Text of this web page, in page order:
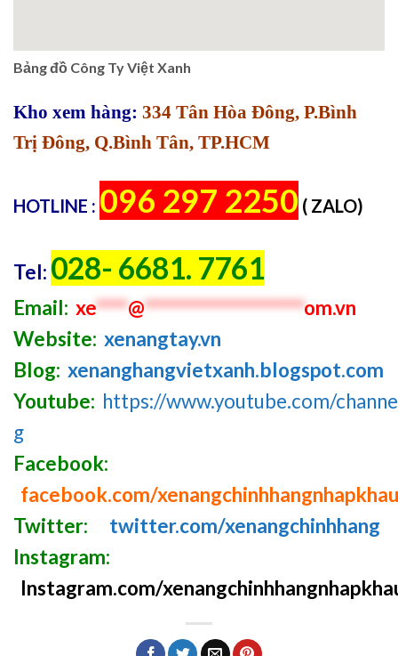
Bảng đồ Công Ty Việt Xanh
Kho xem hàng: 334 Tân Hòa Đông, P.Bình
Trị Đông, Q.Bình Tân, TP.HCM
HOTLINE : 096 297 2250 ( ZALO)
Tel: 028- 6681. 7761
Email: xe****@********************om.vn
Website: xenangtay.vn
Blog: xenanghangvietxanh.blogspot.com
Youtube: https://www.youtube.com/
g
Facebook:
facebook.com/xenangchinhhangnhapkhau
Twitter:
twitter.com/xenangchinhhang
Instagram:
Instagram.com/